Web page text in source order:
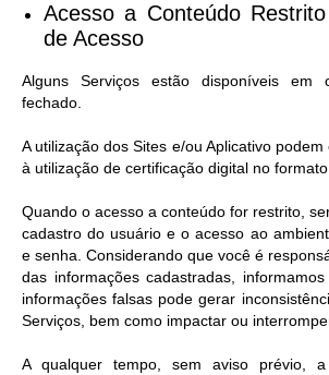
Acesso a Conteúdo
de Acesso​
Alguns Serviços estão disponíveis em
fechado.
A utilização dos Sites e/ou Aplicativo
à utilização de certificação digital no
Quando o acesso a conteúdo for restrito,
cadastro do usuário e o acesso ao
e senha. Considerando que você é
das informações cadastradas,
informações falsas pode gerar
Serviços, bem como impactar ou
A qualquer tempo, sem aviso prévio, a